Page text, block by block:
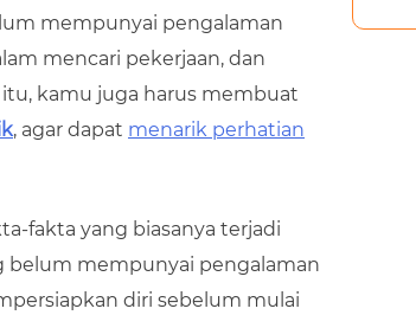
mempunyai pengalaman
mencari pekerjaan, dan
kamu juga harus membuat
, agar dapat menarik perhatian
fakta yang biasanya terjadi
belum mempunyai pengalaman
diri sebelum mulai